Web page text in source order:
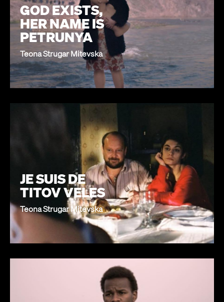
GOD EXISTS,
HER NAME IS
PETRUNYA
Teona Strugar Mitevska
JE SUIS DE
TITOV VELES
Teona Strugar Mitevska